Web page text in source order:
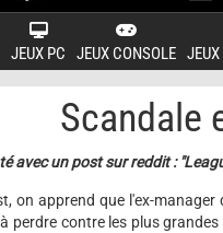
JEUX PC JEUX CONSOLE
Scandale
avec un post sur reddit :
on apprend que l'ex-
perdre contre les plus